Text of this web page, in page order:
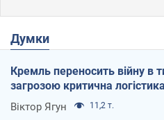
Думки
Кремль переносить війну в
загрозою критична логістика
Віктор Ягун 11,2 т.